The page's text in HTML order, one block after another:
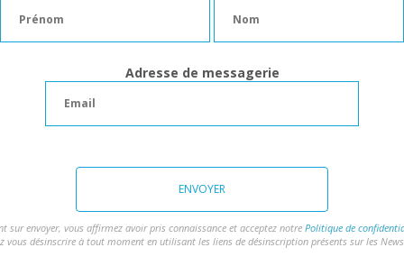
Adresse de messagerie
ENVOYER
sur envoyer, vous affirmez avoir pris connaissance et acceptez notre Politique de
vous désinscrire à tout moment en utilisant les liens de désinscription présents sur les